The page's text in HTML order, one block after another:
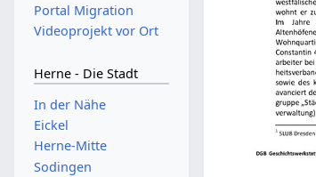
Portal Migration
Videoprojekt vor Ort
Herne - Die Stadt
In der Nähe
Eickel
Herne-Mitte
Sodingen